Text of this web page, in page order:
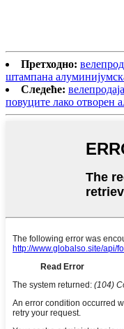
Претходно:
штампана
Следеће:
повуците лако отворен